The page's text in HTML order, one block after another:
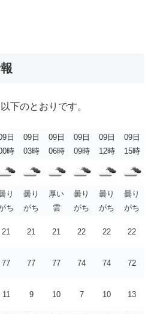
下のとおりです。
日
時
09日
03時
09日
06時
09日
09時
09日
12時
09日
15時
り
ち
曇り
がち
厚い
雲
曇り
がち
曇り
がち
曇り
がち
21 21 21 22 22 22
77 77 77 74 74 72
11 9 10 7 10 13